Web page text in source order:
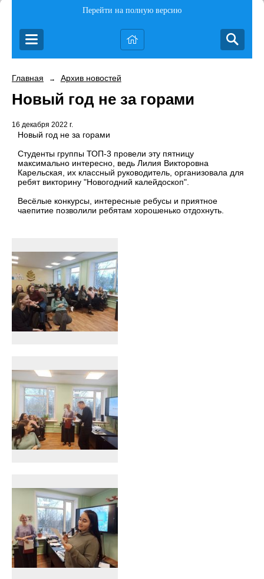
Перейти на полную версию
Главная → Архив новостей
Новый год не за горами
16 декабря 2022 г.
Новый год не за горами
Студенты группы ТОП-3 провели эту пятницу
максимально интересно, ведь Лилия Викторовна
Карельская, их классный руководитель, организовала для
ребят викторину "Новогодний калейдоскоп".
Весёлые конкурсы, интересные ребусы и приятное
чаепитие позволили ребятам хорошенько отдохнуть.